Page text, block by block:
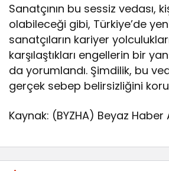
Sanatçının bu sessiz vedası,
olabileceği gibi, Türkiye’de
sanatçıların kariyer
karşılaştıkları engellerin bir
da yorumlandı. Şimdilik, bu
gerçek sebep belirsizliğini
Kaynak: (BYZHA) Beyaz Haber